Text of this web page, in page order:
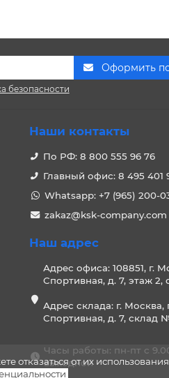
отказаться от их использования.
Оформить
безопасности
Наши контакты
По РФ: 8 800 555 96 76
Главный офис: 8 495 401
Whatsapp: +7 (965) 200-
zakaz@ksk-company.com
Наш адрес
Адрес офиса: 108851, г.
Спортивная, д. 7, этаж 2,
Адрес склада: г. Москва,
Спортивная, д. 7, склад
Часы работы: пн-пт с
выходной